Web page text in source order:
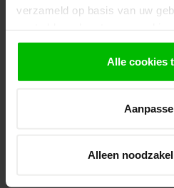
verzameld op basis van uw
gebruiken.
Alle cookies
Alleen
Eindstaander
VAN GELDER HOUT
Op voorraad in webshop